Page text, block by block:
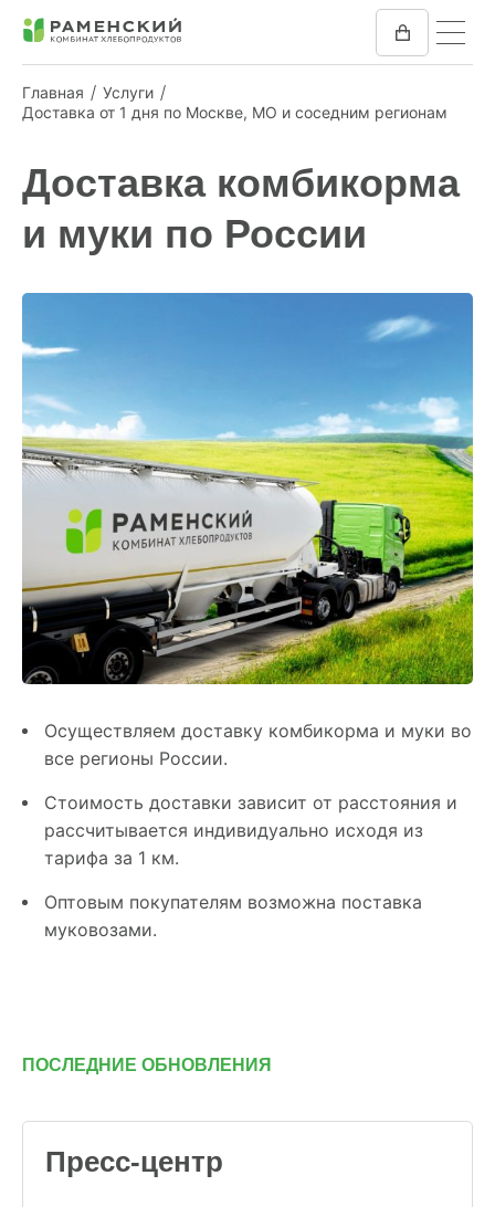
Главная
Услуги
Доставка от 1 дня по Москве, МO и соседним регионам
Доставка комбикорма
и муки по России
Осуществляем доставку комбикорма и муки во
все регионы России.
Стоимость доставки зависит от расстояния и
рассчитывается индивидуально исходя из
тарифа за 1 км.
Оптовым покупателям возможна поставка
муковозами.
ПОСЛЕДНИЕ ОБНОВЛЕНИЯ
Пресс-центр
МУКА
КОМПАНИЯ
ПРЕСС-ЦЕНТР
ОТЗЫВЫ
ВАКАНСИИ
ЗАКУПКИ
ХОЗЯЙСТВАМ
ОПТОВИКАМ
ПРАЙС
ГДЕ КУПИТЬ
КОНТАКТЫ
+7 495 223 18 14
КАЛЬКУЛЯТОР КОМБИКОРМА